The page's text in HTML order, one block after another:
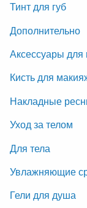
Тинт для губ
Дополнительно
Аксессуары
Кисть для
Накладные
Уход за телом
Для тела
Увлажняющие
Гели для душа